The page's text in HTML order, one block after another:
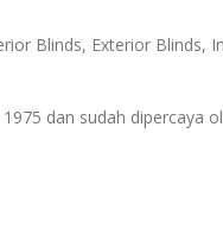
Blinds, Exterior Blinds,
dan sudah dipercaya